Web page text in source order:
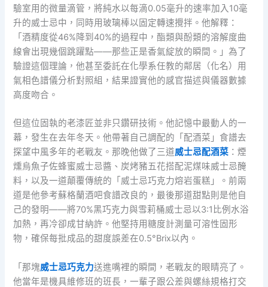
驗室用的微量滴管，將純水以每滴0.05毫升的速率加入10毫
升的威士忌中，同時用玻璃棒以固定轉速攪拌。他解釋：
「酒精度從46%降到40%的過程中，酯類與酚類的溶解度曲
線會出現幾個跳躍點——那些正是香氣綻放的瞬間。」為了
驗證這個理論，他甚至委託在化學系任教的鄰居（化名）用
氣相色譜儀分析對照組，結果證實他的感官描述與儀器數據
高度吻合。
但這位固執的老漆匠並非只鑽研技術。他記憶中最動人的一
幕，發生在去年冬天。他帶著自己調配的「配酒菜」食譜去
探望中風多年的老戰友。那晚他做了三道威士忌配酒菜 ：煙
燻烏魚子佐蜂蜜威士忌醬、炭烤豬五花搭配泥煤味威士忌醃
料，以及一道顛覆傳統的「威士忌巧克力熔岩蛋糕」。前兩
道是他參考蘇格蘭酒吧食譜改良的，最後那道甜點則是他自
己的發明——將70%黑巧克力與雪莉桶威士忌以3:1比例水浴
加熱，再冷卻成甘納許。他堅持用糖度計測量可溶性固形
物，確保每批成品的甜度誤差在0.5°Brix以內。
「那塊威士忌巧克力送進嘴裡的瞬間，老戰友的眼睛亮了。
他當年是機具維修班的班長，一輩子跟公差與螺絲規格打交